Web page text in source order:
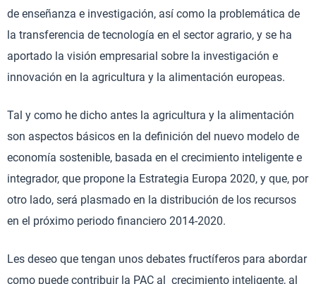
de enseñanza e investigación, así como la problemática de
la transferencia de tecnología en el sector agrario, y se ha
aportado la visión empresarial sobre la investigación e
innovación en la agricultura y la alimentación europeas.
Tal y como he dicho antes la agricultura y la alimentación
son aspectos básicos en la definición del nuevo modelo de
economía sostenible, basada en el crecimiento inteligente e
integrador, que propone la Estrategia Europa 2020, y que, por
otro lado, será plasmado en la distribución de los recursos
en el próximo periodo financiero 2014-2020.
Les deseo que tengan unos debates fructíferos para abordar
como puede contribuir la PAC al crecimiento inteligente, al